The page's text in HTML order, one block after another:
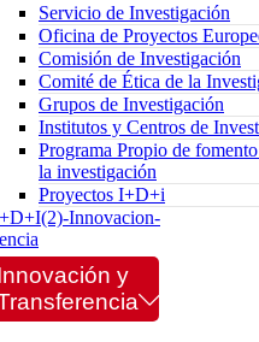
Servicio de Investigación
Oficina de Proyectos
Comisión de Investigación
Comité de Ética de la
Grupos de Investigación
Institutos y Centros de
Programa Propio de
la investigación
Proyectos I+D+i
Innovacion-
y